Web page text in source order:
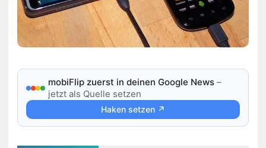
mobiFlip zuerst in deinen Google News –
jetzt als Quelle setzen
Haken setzen ↗